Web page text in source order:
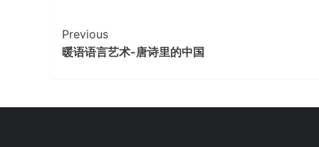
Continue
Reading
Previous
暖语语言艺术-唐诗里的中国